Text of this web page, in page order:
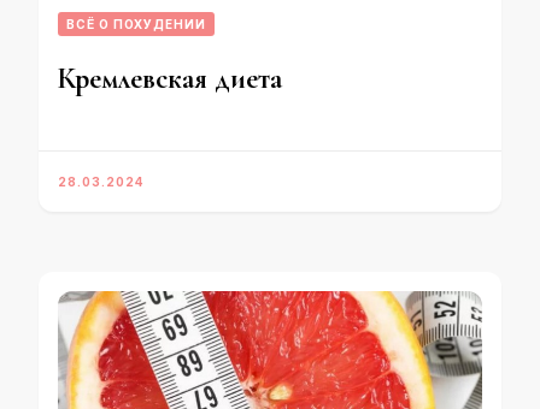
ВСЁ О ПОХУДЕНИИ
Кремлевская диета
28.03.2024